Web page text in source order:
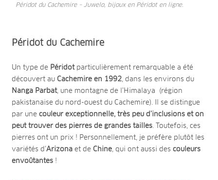
Péridot du Cachemire – Juwelo, bijoux en Péridot en ligne.
Péridot du Cachemire
Un type de Péridotparticulièrement remarquable a été
découvert au Cachemire en 1992 , dans les environs du
Nanga Parbat, une montagne de l’Himalaya (région
pakistanaise du nord-ouest du Cachemire). Il se distingue
par une couleur exceptionnelle, très peu d’inclusions et on
peut trouver des pierres de grandes tailles . Toutefois, ces
pierres ont un prix ! Personnellement, je préfère plutôt les
variétés d’Arizona et de Chine , qui ont aussi des couleurs
envoûtantes !